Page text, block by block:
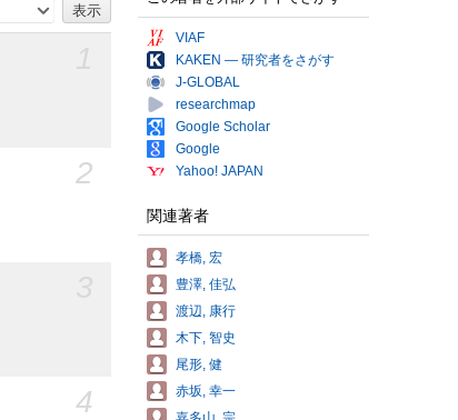
2
4
VIAF
KAKEN — 研究者をさがす
J-GLOBAL
researchmap
Google Scholar
Google
Yahoo! JAPAN
関連著者
孝橋, 宏
豊澤, 佳弘
渡辺, 康行
木下, 智史
尾形, 健
赤坂, 幸一